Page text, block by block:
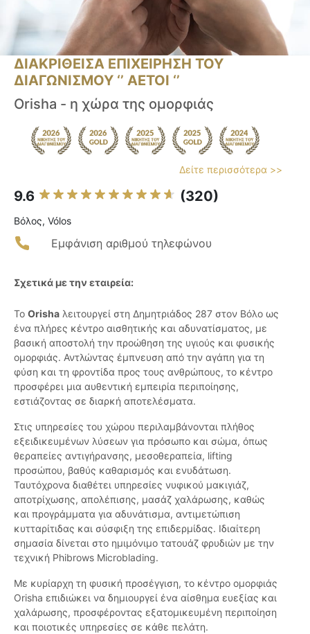
ΔΙΑΚΡΙΘΕΙΣΑ ΕΠΙΧΕΙΡΗΣΗ ΤΟΥ
ΔΙΑΓΩΝΙΣΜΟΥ ‘’ ΑΕΤΟΙ ‘’
Orisha - η χώρα της ομορφιάς
Δείτε περισσότερα >>
9.6 (320)
Βόλος, Vólos
Εμφάνιση αριθμού τηλεφώνου
Σχετικά με την εταιρεία:
Το Orisha λειτουργεί στη Δημητριάδος 287 στον Βόλο ως
ένα πλήρες κέντρο αισθητικής και αδυνατίσματος, με
βασική αποστολή την προώθηση της υγιούς και φυσικής
ομορφιάς. Αντλώντας έμπνευση από την αγάπη για τη
φύση και τη φροντίδα προς τους ανθρώπους, το κέντρο
προσφέρει μια αυθεντική εμπειρία περιποίησης,
εστιάζοντας σε διαρκή αποτελέσματα.
Στις υπηρεσίες του χώρου περιλαμβάνονται πλήθος
εξειδικευμένων λύσεων για πρόσωπο και σώμα, όπως
θεραπείες αντιγήρανσης, μεσοθεραπεία, lifting
προσώπου, βαθύς καθαρισμός και ενυδάτωση.
Ταυτόχρονα διαθέτει υπηρεσίες νυφικού μακιγιάζ,
αποτρίχωσης, απολέπισης, μασάζ χαλάρωσης, καθώς
και προγράμματα για αδυνάτισμα, αντιμετώπιση
κυτταρίτιδας και σύσφιξη της επιδερμίδας. Ιδιαίτερη
σημασία δίνεται στο ημιμόνιμο τατουάζ φρυδιών με την
τεχνική Phibrows Microblading.
Με κυρίαρχη τη φυσική προσέγγιση, το κέντρο ομορφιάς
Orisha επιδιώκει να δημιουργεί ένα αίσθημα ευεξίας και
χαλάρωσης, προσφέροντας εξατομικευμένη περιποίηση
και ποιοτικές υπηρεσίες σε κάθε πελάτη.